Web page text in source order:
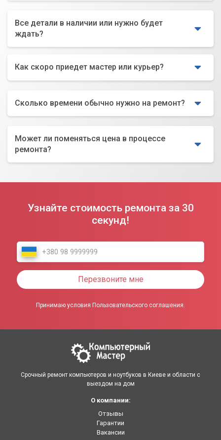
Все детали в наличии или нужно будет
ждать?
Как скоро приедет мастер или курьер?
Сколько времени обычно нужно на ремонт?
Может ли поменяться цена в процессе
ремонта?
Узнайте стоимость ремонта за 30
секунд!
Перезвоните мне
Принимаю условия Пользовательского соглашения.
Срочный ремонт компьютеров и ноутбуков в Киеве и области с
выездом на дом
О компании:
Отзывы
Гарантии
Вакансии